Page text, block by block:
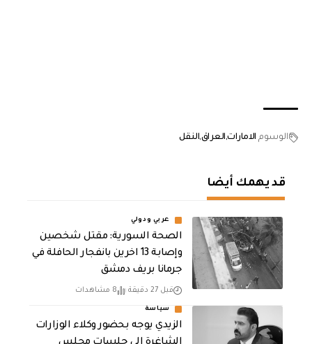
الوسوم الامارات العراقالنقل
قد يهمك أيضا
عربي ودولي
الصحة السورية: مقتل شخصين
وإصابة 13 اخرين بانفجار الحافلة في
جرمانا بريف دمشق
قبل 27 دقيقة 8 مشاهدات
سياسة
الزيدي يوجه بحضور وكلاء الوزارات